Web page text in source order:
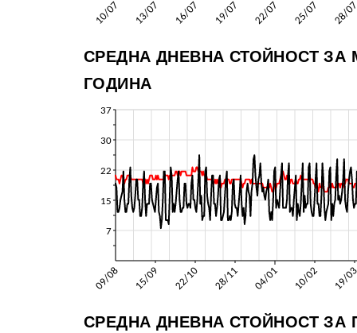
СРЕДНА ДНЕВНА СТОЙНОСТ ЗА
ГОДИНА
СРЕДНА ДНЕВНА СТОЙНОСТ ЗА